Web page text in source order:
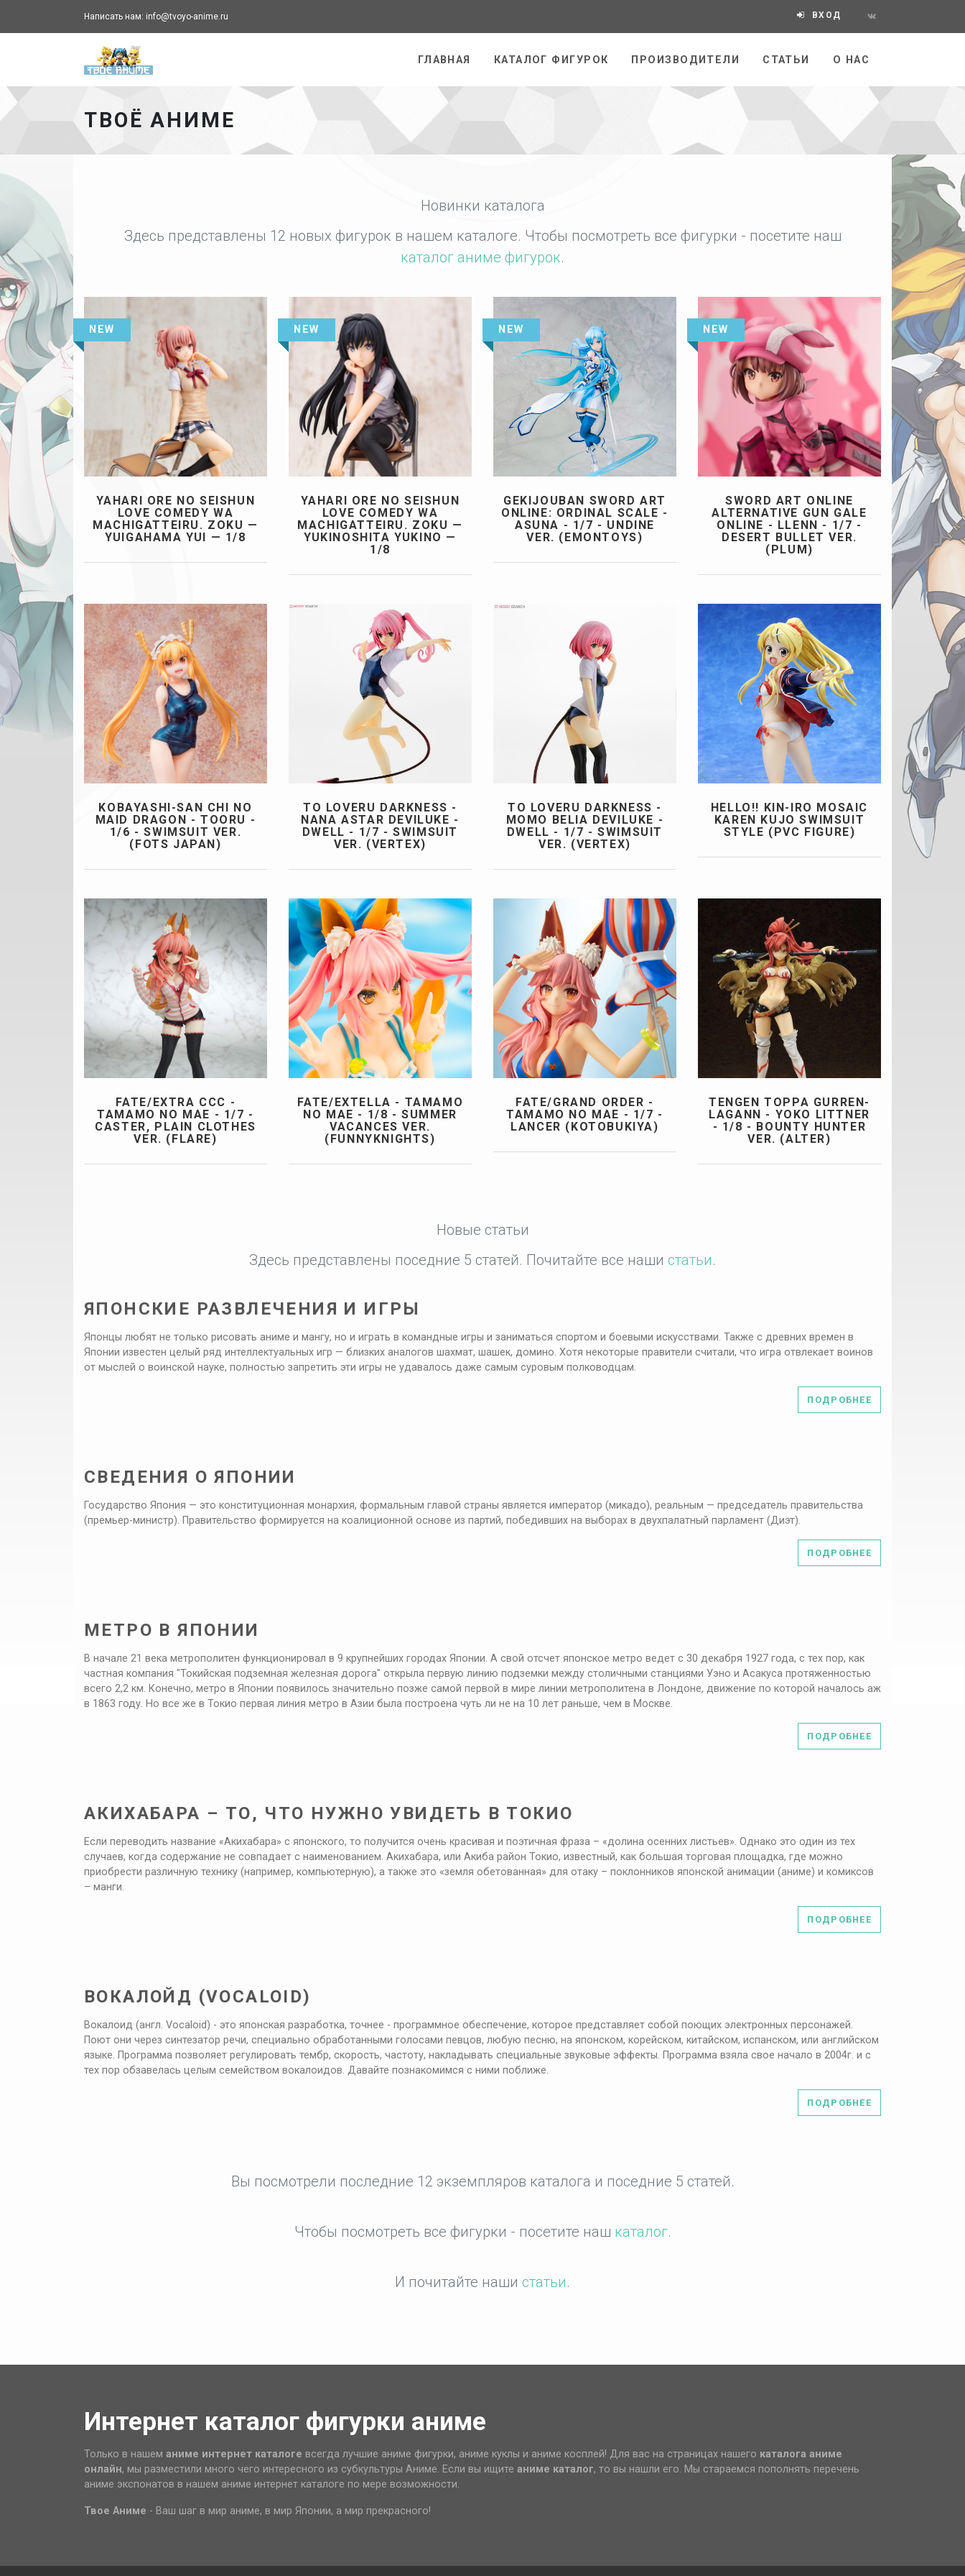
Написать нам: info@tvoyo-anime.ru ВХОД
ГЛАВНАЯ КАТАЛОГ ФИГУРОК ПРОИЗВОДИТЕЛИ СТАТЬИ О НАС
ТВОЁ АНИМЕ
Новинки каталога
Здесь представлены 12 новых фигурок в нашем каталоге. Чтобы посмотреть все фигурки - посетите наш
каталог аниме фигурок.
YAHARI ORE NO SEISHUN
LOVE COMEDY WA
MACHIGATTEIRU. ZOKU —
YUIGAHAMA YUI — 1/8
NEW
YAHARI ORE NO SEISHUN
LOVE COMEDY WA
MACHIGATTEIRU. ZOKU —
YUKINOSHITA YUKINO —
1/8
NEW
GEKIJOUBAN SWORD ART
ONLINE: ORDINAL SCALE -
ASUNA - 1/7 - UNDINE
VER. (EMONTOYS)
NEW
SWORD ART ONLINE
ALTERNATIVE GUN GALE
ONLINE - LLENN - 1/7 -
DESERT BULLET VER.
(PLUM)
NEW
KOBAYASHI-SAN CHI NO
MAID DRAGON - TOORU -
1/6 - SWIMSUIT VER.
(FOTS JAPAN)
TO LOVERU DARKNESS -
NANA ASTAR DEVILUKE -
DWELL - 1/7 - SWIMSUIT
VER. (VERTEX)
TO LOVERU DARKNESS -
MOMO BELIA DEVILUKE -
DWELL - 1/7 - SWIMSUIT
VER. (VERTEX)
HELLO!! KIN-IRO MOSAIC
KAREN KUJO SWIMSUIT
STYLE (PVC FIGURE)
FATE/EXTRA CCC -
TAMAMO NO MAE - 1/7 -
CASTER, PLAIN CLOTHES
VER. (FLARE)
FATE/EXTELLA - TAMAMO
NO MAE - 1/8 - SUMMER
VACANCES VER.
(FUNNYKNIGHTS)
FATE/GRAND ORDER -
TAMAMO NO MAE - 1/7 -
LANCER (KOTOBUKIYA)
TENGEN TOPPA GURREN-
LAGANN - YOKO LITTNER
- 1/8 - BOUNTY HUNTER
VER. (ALTER)
Новые статьи
Здесь представлены поседние 5 статей. Почитайте все наши статьи.
ЯПОНСКИЕ РАЗВЛЕЧЕНИЯ И ИГРЫ
Японцы любят не только рисовать аниме и мангу, но и играть в командные игры и заниматься спортом и боевыми искусствами. Также с древних времен в
Японии известен целый ряд интеллектуальных игр — близких аналогов шахмат, шашек, домино. Хотя некоторые правители считали, что игра отвлекает воинов
от мыслей о воинской науке, полностью запретить эти игры не удавалось даже самым суровым полководцам.
ПОДРОБНЕЕ
СВЕДЕНИЯ О ЯПОНИИ
Государство Япония — это конституционная монархия, формальным главой страны является император (микадо), реальным — председатель правительства
(премьер-министр). Правительство формируется на коалиционной основе из партий, победивших на выборах в двухпалатный парламент (Диэт).
ПОДРОБНЕЕ
МЕТРО В ЯПОНИИ
В начале 21 века метрополитен функционировал в 9 крупнейших городах Японии. А свой отсчет японское метро ведет с 30 декабря 1927 года, с тех пор, как
частная компания "Токийская подземная железная дорога" открыла первую линию подземки между столичными станциями Уэно и Асакуса протяженностью
всего 2,2 км. Конечно, метро в Японии появилось значительно позже самой первой в мире линии метрополитена в Лондоне, движение по которой началось аж
в 1863 году. Но все же в Токио первая линия метро в Азии была построена чуть ли не на 10 лет раньше, чем в Москве.
ПОДРОБНЕЕ
АКИХАБАРА – ТО, ЧТО НУЖНО УВИДЕТЬ В ТОКИО
Если переводить название «Акихабара» с японского, то получится очень красивая и поэтичная фраза – «долина осенних листьев». Однако это один из тех
случаев, когда содержание не совпадает с наименованием. Акихабара, или Акиба район Токио, известный, как большая торговая площадка, где можно
приобрести различную технику (например, компьютерную), а также это «земля обетованная» для отаку – поклонников японской анимации (аниме) и комиксов
– манги.
ПОДРОБНЕЕ
ВОКАЛОЙД (VOCALOID)
Вокалоид (англ. Vocaloid) - это японская разработка, точнее - программное обеспечение, которое представляет собой поющих электронных персонажей.
Поют они через синтезатор речи, специально обработанными голосами певцов, любую песню, на японском, корейском, китайском, испанском, или английском
языке. Программа позволяет регулировать тембр, скорость, частоту, накладывать специальные звуковые эффекты. Программа взяла свое начало в 2004г. и с
тех пор обзавелась целым семейством вокалоидов. Давайте познакомимся с ними поближе.
ПОДРОБНЕЕ
Вы посмотрели последние 12 экземпляров каталога и поседние 5 статей.
Чтобы посмотреть все фигурки - посетите наш каталог.
И почитайте наши статьи.
Интернет каталог фигурки аниме
Только в нашем аниме интернет каталоге всегда лучшие аниме фигурки, аниме куклы и аниме косплей! Для вас на страницах нашего каталога аниме
онлайн, мы разместили много чего интересного из субкультуры Аниме. Если вы ищите аниме каталог, то вы нашли его. Мы стараемся пополнять перечень
аниме экспонатов в нашем аниме интернет каталоге по мере возможности.
Твое Аниме - Ваш шаг в мир аниме, в мир Японии, а мир прекрасного!